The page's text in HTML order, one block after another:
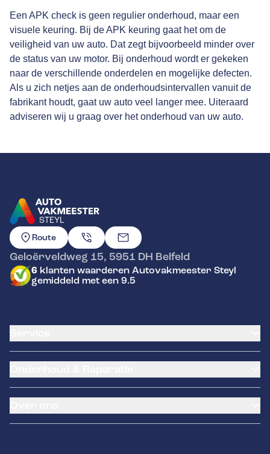
Een APK check is geen regulier onderhoud, maar een
visuele keuring. Bij de APK keuring gaat het om de
veiligheid van uw auto. Dat zegt bijvoorbeeld minder over
de status van uw motor. Bij onderhoud wordt er gekeken
naar de verschillende onderdelen en mogelijke defecten.
Als u zich netjes aan de onderhoudsintervallen vanuit de
fabrikant houdt, gaat uw auto veel langer mee. Uiteraard
adviseren wij u graag over het onderhoud van uw auto.
STEYL
GA NAAR DE HOMEPAGINA
Route
Geloërveldweg 15, 5951 DH Belfeld
6 klanten waarderen Autovakmeester Steyl
gemiddeld met een 9.5
Banden service
Pechhulp
Schade en reparatie